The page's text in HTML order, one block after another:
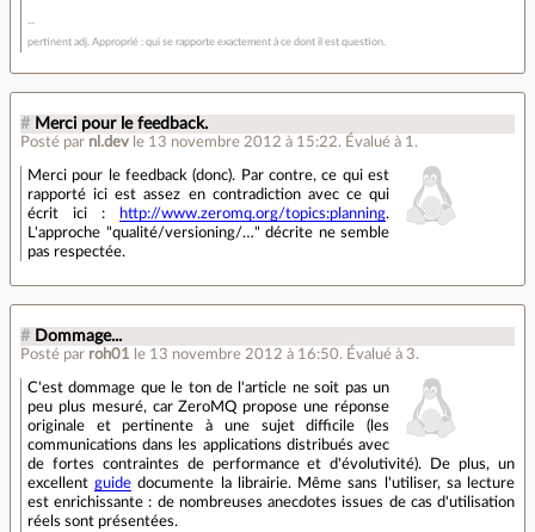
pertinent adj. Approprié : qui se rapporte exactement à ce dont il est question.
# Merci pour le feedback.
Posté par nl.dev le 13 novembre 2012 à 15:22. Évalué à 1 .
Merci pour le feedback (donc). Par contre, ce qui est
rapporté ici est assez en contradiction avec ce qui
écrit ici :
http://www.zeromq.org/topics:planning.
L'approche "qualité/versioning/…" décrite ne semble
pas respectée.
# Dommage...
Posté par roh01 le 13 novembre 2012 à 16:50. Évalué à 3.
C'est dommage que le ton de l'article ne soit pas un
peu plus mesuré, car ZeroMQ propose une réponse
originale et pertinente à une sujet difficile (les
communications dans les applications distribués avec
de fortes contraintes de performance et d'évolutivité). De plus, un
excellentguide documente la librairie. Même sans l'utiliser, sa lecture
est enrichissante : de nombreuses anecdotes issues de cas d'utilisation
réels sont présentées.